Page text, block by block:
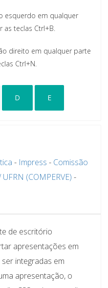
esquerdo em qualquer
teclas Ctrl+B.
direito em qualquer parte
Ctrl+N.
D E
- Impress - Comissão
(COMPERVE) -
de escritório
apresentações em
integradas em
apresentação, o